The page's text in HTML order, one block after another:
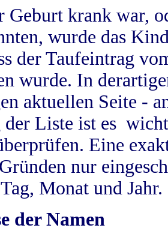
Geburt krank war,
wurde das
der Taufeintrag
wurde. In
aktuellen Seite -
der Liste ist es
Eine
nur
Monat und Jahr.
der Namen